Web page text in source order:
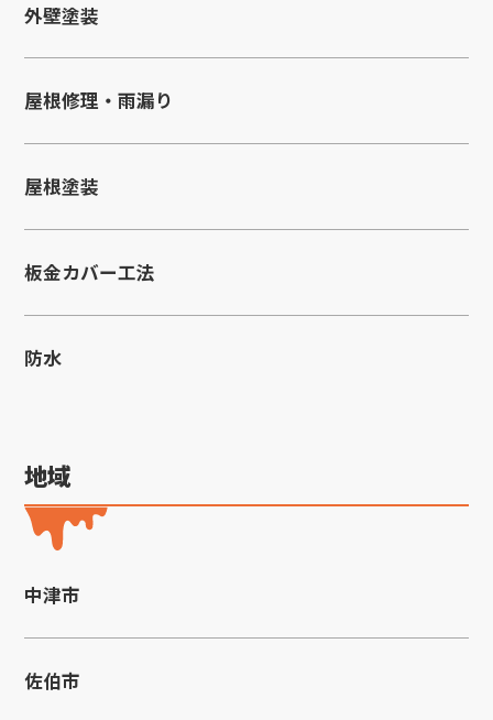
外壁塗装
屋根修理・雨漏り
屋根塗装
板金カバー工法
防水
地域
中津市
佐伯市